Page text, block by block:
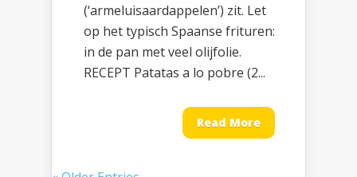
(‘armeluisaardappelen’) zit. Let
op het typisch Spaanse frituren:
in de pan met veel olijfolie.
RECEPT Patatas a lo pobre (2...
Read More